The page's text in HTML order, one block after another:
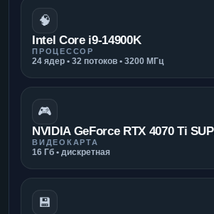
🧠
Intel Core i9-14900K
ПРОЦЕССОР
24 ядер • 32 потоков • 3200 МГц
🎮
NVIDIA GeForce RTX 4070 Ti
ВИДЕОКАРТА
16 Гб • дискретная
💾